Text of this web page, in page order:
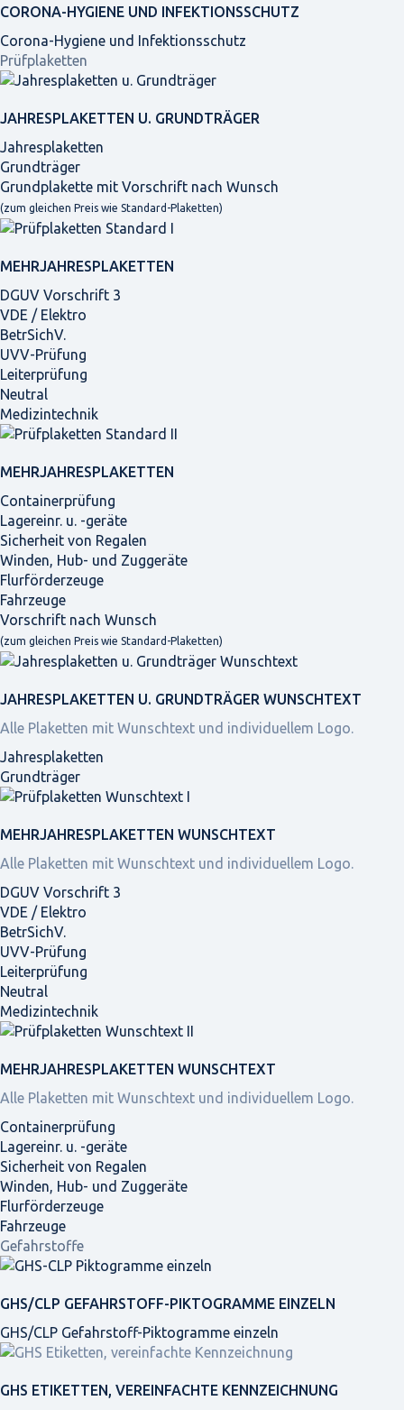
CORONA-HYGIENE UND INFEKTIONSSCHUTZ
Corona-Hygiene und Infektionsschutz
Prüfplaketten
JAHRES­PLAKETTEN U. GRUNDTRÄGER
Jahresplaketten
Grundträger
Grundplakette mit Vorschrift nach Wunsch
(zum gleichen Preis wie Standard-Plaketten)
MEHRJAHRES­PLAKETTEN
DGUV Vorschrift 3
VDE / Elektro
BetrSichV.
UVV-Prüfung
Leiterprüfung
Neutral
Medizintechnik
MEHRJAHRES­PLAKETTEN
Containerprüfung
Lagereinr. u. -geräte
Sicherheit von Regalen
Winden, Hub- und Zuggeräte
Flurförderzeuge
Fahrzeuge
Vorschrift nach Wunsch
(zum gleichen Preis wie Standard-Plaketten)
JAHRES­PLAKETTEN U. GRUNDTRÄGER WUNSCHTEXT
Alle Plaketten mit Wunschtext und individuellem Logo.
Jahresplaketten
Grundträger
MEHRJAHRES­PLAKETTEN WUNSCHTEXT
Alle Plaketten mit Wunschtext und individuellem Logo.
DGUV Vorschrift 3
VDE / Elektro
BetrSichV.
UVV-Prüfung
Leiterprüfung
Neutral
Medizintechnik
MEHRJAHRES­PLAKETTEN WUNSCHTEXT
Alle Plaketten mit Wunschtext und individuellem Logo.
Containerprüfung
Lagereinr. u. -geräte
Sicherheit von Regalen
Winden, Hub- und Zuggeräte
Flurförderzeuge
Fahrzeuge
Gefahrstoffe
GHS/CLP GEFAHRSTOFF-PIKTOGRAMME EINZELN
GHS/CLP Gefahrstoff-Piktogramme einzeln
GHS ETIKETTEN, VEREINFACHTE KENNZEICHNUNG